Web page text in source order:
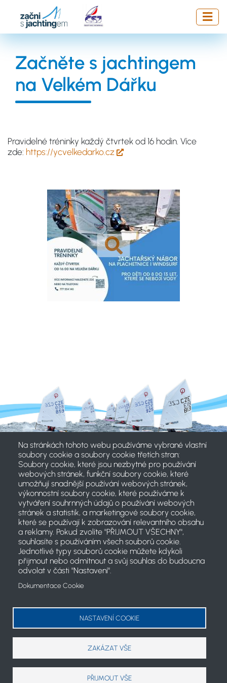
hlavnímu
Začněte s jachtingem
na Velkém Dářku
Pravidelné tréninky každý čtvrtek od 16 hodin. Více
zde: https://ycvelkedarko.cz
Na stránkách tohoto webu používáme vybrané vlastní
soubory cookie a soubory cookie třetích stran:
Soubory cookie, které jsou nezbytné pro používání
webových stránek, funkční soubory cookie, které
umožňují snadnější používání webových stránek,
výkonnostní soubory cookie, které používáme k
vytváření souhrnných údajů o používání webových
stránek a statistik, a marketingové soubory cookie,
které se používají k zobrazování relevantního obsahu
a reklamy. Pokud zvolíte "PŘIJMOUT VŠECHNY",
souhlasíte s používáním všech souborů cookie.
Jednotlivé typy souborů cookie můžete kdykoli
přijmout nebo odmítnout a svůj souhlas do budoucna
odvolat v části "Nastavení".
Dokumentace Cookie
NASTAVENÍ COOKIE
ZAKÁZAT VŠE
PŘIJMOUT VŠE
Koncept projektu a články: PR komise ČSJ